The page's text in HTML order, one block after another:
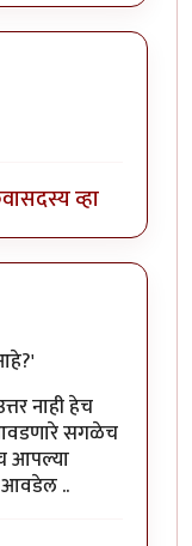
सदस्य व्हा
नाही हेच
सगळेच
आपल्या
आवडेल ..